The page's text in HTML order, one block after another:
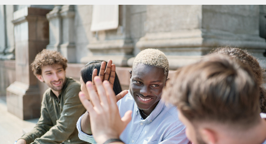
För dig som
Sök kurser och evenemang
Om SV
Starta studiecirkel